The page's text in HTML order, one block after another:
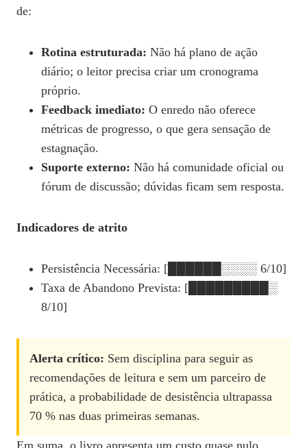
de:
Rotina estruturada: Não há plano de ação
diário; o leitor precisa criar um cronograma
próprio.
Feedback imediato: O enredo não oferece
métricas de progresso, o que gera sensação de
estagnação.
Suporte externo: Não há comunidade oficial ou
fórum de discussão; dúvidas ficam sem resposta.
Indicadores de atrito
Persistência Necessária: [██████░░░░ 6/10]
Taxa de Abandono Prevista: [█████████░
8/10]
Alerta crítico: Sem disciplina para seguir as
recomendações de leitura e sem um parceiro de
prática, a probabilidade de desistência ultrapassa
70 % nas duas primeiras semanas.